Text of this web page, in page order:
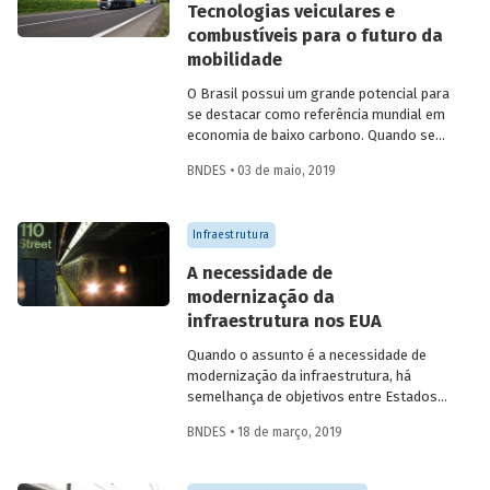
aeroportuárias no Brasil.
Tecnologias veiculares e
combustíveis para o futuro da
mobilidade
O Brasil possui um grande potencial para
se destacar como referência mundial em
economia de baixo carbono. Quando se
brasileira, o país apresenta participação
média mundial. Como o país tem uma
matriz elétrica majoritariamente limpa, as
transportes respondem pela maior parte
das emissões de gases de efeito estufa
oriundas da produção e da utilização de
gasolina e diesel. Em entrevista com o
Presidente da Datagro, Dr. Plinio Nastari,
abordamos as principais questões
ligadas ao futuro da mobilidade,
BNDES • 03 de maio, 2019
Infraestrutura
A necessidade de
modernização da
infraestrutura nos EUA
Quando o assunto é a necessidade de
modernização da infraestrutura, há
semelhança de objetivos entre Estados
ambos, existe o diagnóstico de que os
sair de níveis entre 2% e 2,5% do produto
BNDES • 18 de março, 2019